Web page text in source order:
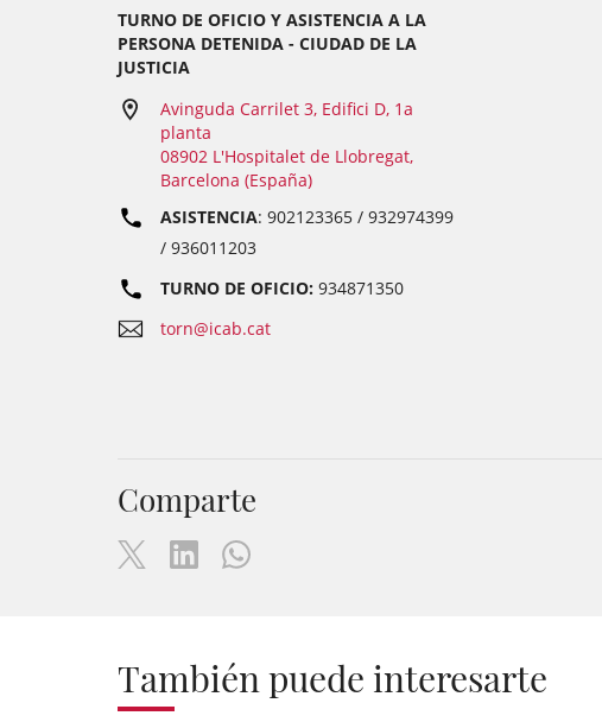
TURNO DE OFICIO Y ASISTENCIA A LA
PERSONA DETENIDA - CIUDAD DE LA
JUSTICIA
Avinguda Carrilet 3, Edifici D, 1a
planta
08902 L'Hospitalet de Llobregat,
Barcelona (España)
ASISTENCIA: 902123365 / 932974399
/ 936011203
TURNO DE OFICIO: 934871350
torn@icab.cat
Comparte
También puede interesarte